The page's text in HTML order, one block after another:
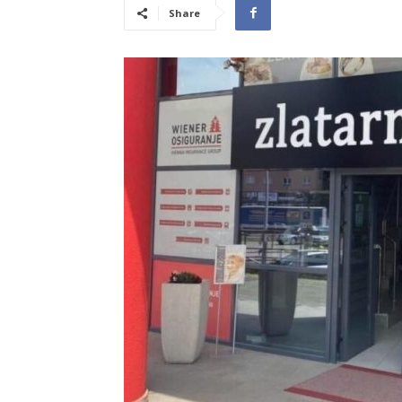
Share